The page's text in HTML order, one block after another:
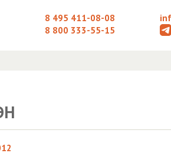
8 495 411-08-08
8 800 333-55-15